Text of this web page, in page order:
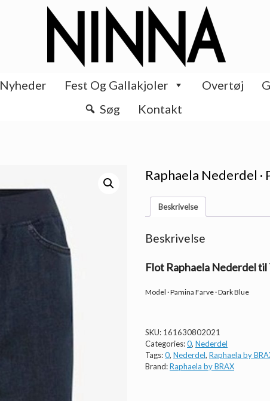
Nyheder Fest Og Gallakjoler Overtøj
Søg
Kontakt
Raphaela Nederdel ·
Beskrivelse
Beskrivelse
Flot Raphaela Nederdel til
Model · Pamina Farve · Dark Blue
SKU: 161630802021
Categories:0, Nederdel
Tags:0, Nederdel, Raphaela by
Brand:Raphaela by BRAX